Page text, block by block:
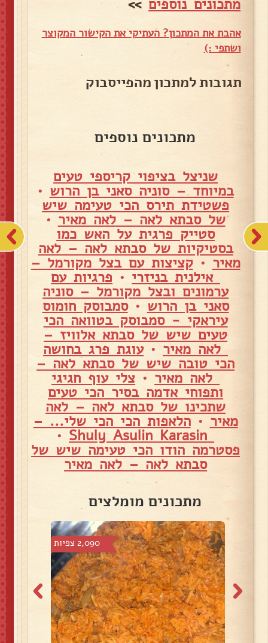
מתכונים נוספים >>
אהבת את המתכון? העתיקי את הקישור המקוצר
ושתפי :)
תגובות למתכון מהפייסבוק
מתכונים נוספים
שניצל בציפוי קריספי טעים
במיוחד – סוניה סאני בן הרוש •
פשטידת תירס הכי טעימה שיש
של סבתא לאה – לאה מאיר •
סטייק פרגית על האש כמו
בסטיקיות של סבתא לאה – לאה
מאיר •קציצות עם בצל מקורמל –
אילנית בניזרי • פרגיות עם
ערמונים ובצל מקורמל – סוניה
סאני בן הרוש •סמבוסק חומוס
עיראקי - סמבוסק בטוואה הכי
טעים שיש של סבתא אלוויז –
לאה מאיר •עוגת פרג בחושה
הכי טובה שיש של סבתא לאה –
לאה מאיר • צלי עוף חגיגי
ותפוחי אדמה בסיר הכי טעים
שתכינו של סבתא לאה – לאה
מאיר •הלאפות הכי הכי שלי... –
•
פסטרמה הודו הכי טעימה שיש של
סבתא לאה – לאה מאיר
מתכונים מומלצים
2,090 צפיות